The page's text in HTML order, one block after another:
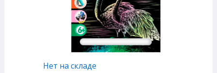
Нет на складе